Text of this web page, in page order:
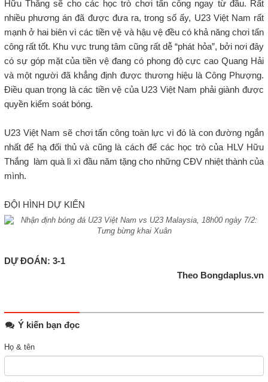
Hữu Thắng sẽ cho các học trò chơi tấn công ngay từ đầu. Rất
nhiều phương án đã được đưa ra, trong số ấy, U23 Việt Nam rất
mạnh ở hai biên vì các tiền vệ và hậu vệ đều có khả năng chơi tấn
công rất tốt. Khu vực trung tâm cũng rất dễ “phát hỏa”, bởi nơi đây
có sự góp mặt của tiền vệ đang có phong độ cực cao Quang Hải
và một người đã khẳng định được thương hiệu là Công Phượng.
Điều quan trọng là các tiền vệ của U23 Việt Nam phải giành được
quyền kiểm soát bóng.
U23 Việt Nam sẽ chơi tấn công toàn lực vì đó là con đường ngắn
nhất để hạ đối thủ và cũng là cách để các học trò của HLV Hữu
Thắng làm quà lì xì đầu năm tặng cho những CĐV nhiệt thành của
mình.
ĐỘI HÌNH DỰ KIẾN
DỰ ĐOÁN: 3-1
Theo Bongdaplus.vn
Ý kiến bạn đọc
Họ & tên